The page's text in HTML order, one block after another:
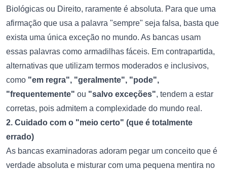
Biológicas ou Direito, raramente é absoluta. Para que uma
afirmação que usa a palavra "sempre" seja falsa, basta que
exista uma única exceção no mundo. As bancas usam
essas palavras como armadilhas fáceis. Em contrapartida,
alternativas que utilizam termos moderados e inclusivos,
como "em regra", "geralmente", "pode",
"frequentemente" ou "salvo exceções", tendem a estar
corretas, pois admitem a complexidade do mundo real.
2. Cuidado com o "meio certo" (que é totalmente
errado)
As bancas examinadoras adoram pegar um conceito que é
verdade absoluta e misturar com uma pequena mentira no